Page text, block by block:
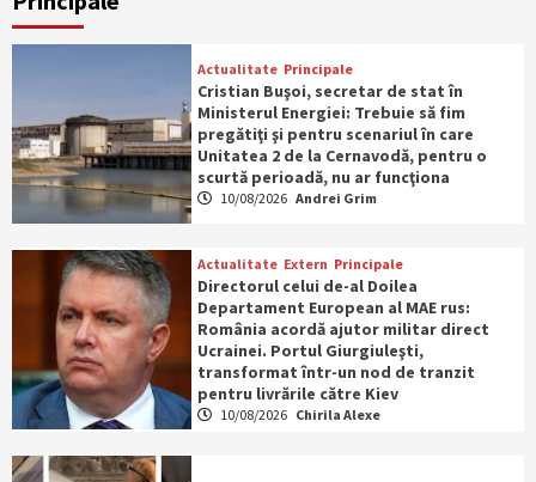
Actualitate Principale
Cristian Buşoi, secretar de stat în
Ministerul Energiei: Trebuie să fim
pregătiţi şi pentru scenariul în care
Unitatea 2 de la Cernavodă, pentru o
scurtă perioadă, nu ar funcţiona
10/08/2026 Andrei Grim
Actualitate Extern Principale
Directorul celui de-al Doilea
Departament European al MAE rus:
România acordă ajutor militar direct
Ucrainei. Portul Giurgiuleşti,
transformat într-un nod de tranzit
pentru livrările către Kiev
10/08/2026 Chirila Alexe